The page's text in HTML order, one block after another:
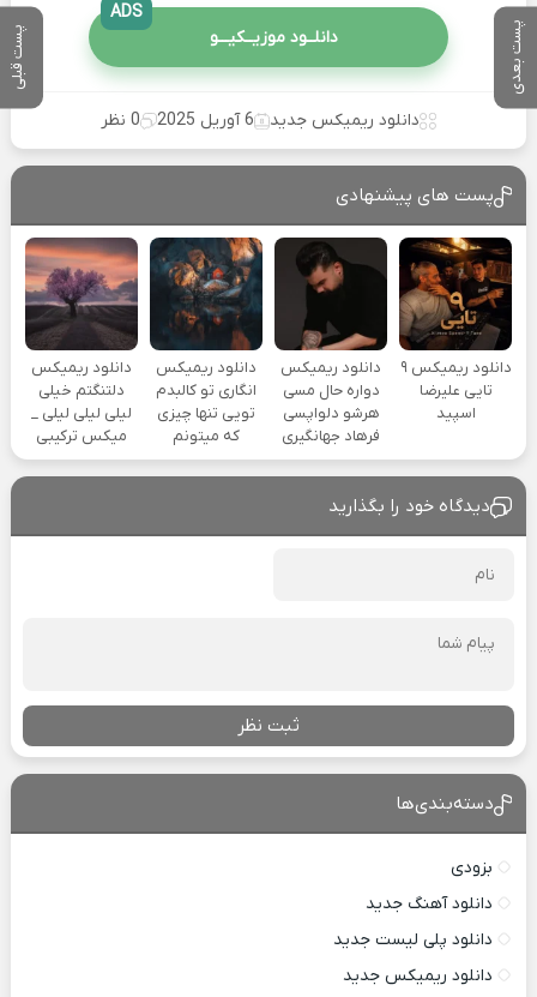
پست بعدی پست قبلی دانلــود موزیــکیـــو
ADS
دانلود ریمیکس جدید 6 آوریل 2025 0 نظر
پست های پیشنهادی
دانلود ریمیکس ۹
تایی علیرضا
اسپید
دانلود ریمیکس
دواره حال مسی
هرشو دلواپسی
فرهاد جهانگیری
دانلود ریمیکس
انگاری تو کالبدم
تویی تنها چیزی
که میتونم
دانلود ریمیکس
دلتنگتم خیلی
لیلی لیلی لیلی _
میکس ترکیبی
دیدگاه خود را بگذارید
ثبت نظر
دسته‌بندی‌ها
بزودی
دانلود آهنگ جدید
دانلود پلی لیست جدید
دانلود ریمیکس جدید